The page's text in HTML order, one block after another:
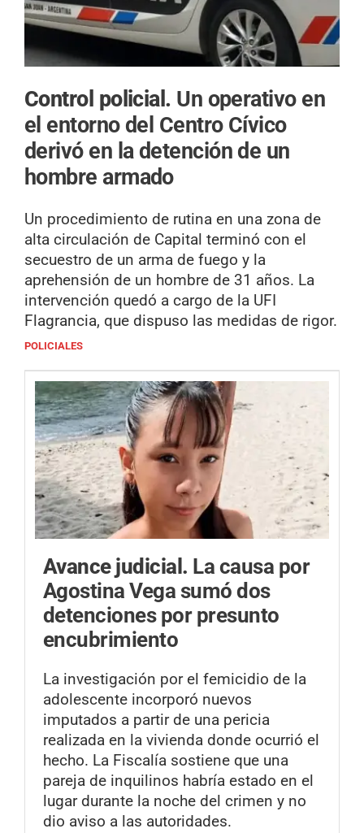
Control policial. Un operativo en
el entorno del Centro Cívico
derivó en la detención de un
hombre armado
Un procedimiento de rutina en una zona de
alta circulación de Capital terminó con el
secuestro de un arma de fuego y la
aprehensión de un hombre de 31 años. La
intervención quedó a cargo de la UFI
Flagrancia, que dispuso las medidas de rigor.
POLICIALES
Avance judicial. La causa por
Agostina Vega sumó dos
detenciones por presunto
encubrimiento
La investigación por el femicidio de la
adolescente incorporó nuevos
imputados a partir de una pericia
realizada en la vivienda donde ocurrió el
hecho. La Fiscalía sostiene que una
pareja de inquilinos habría estado en el
lugar durante la noche del crimen y no
dio aviso a las autoridades.